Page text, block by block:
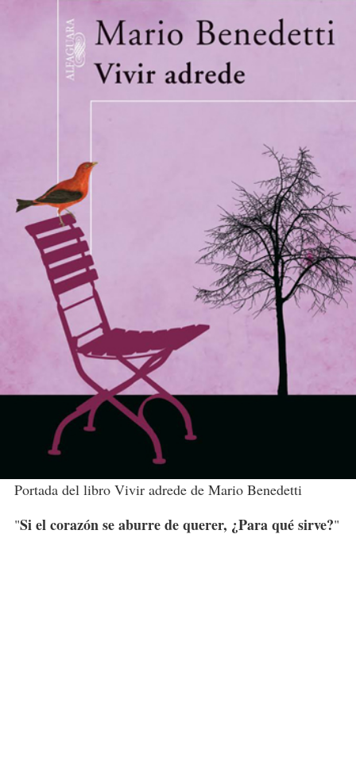
Portada del libro Vivir adrede de Mario Benedetti
"Si el corazón se aburre de querer, ¿Para qué sirve?"